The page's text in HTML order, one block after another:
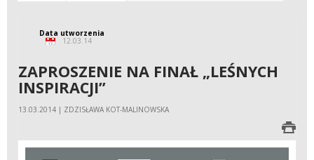
Data utworzenia
12.03.14
ZAPROSZENIE NA FINAŁ „LEŚNYCH
INSPIRACJI”
13.03.2014 | ZDZISŁAWA KOT-MALINOWSKA